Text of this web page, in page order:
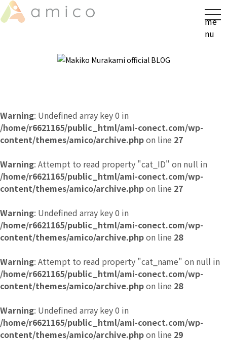
t
o
g
t
me
nu
Warning: Undefined array key 0 in
/home/r6621165/public_html/ami-conect.com/wp-
content/themes/amico/archive.phpon line 27
Warning: Attempt to read property "cat_ID" on null in
/home/r6621165/public_html/ami-conect.com/wp-
content/themes/amico/archive.phpon line 27
Warning: Undefined array key 0 in
/home/r6621165/public_html/ami-conect.com/wp-
content/themes/amico/archive.phpon line 28
Warning: Attempt to read property "cat_name" on null in
/home/r6621165/public_html/ami-conect.com/wp-
content/themes/amico/archive.phpon line 28
Warning: Undefined array key 0 in
/home/r6621165/public_html/ami-conect.com/wp-
content/themes/amico/archive.phpon line 29